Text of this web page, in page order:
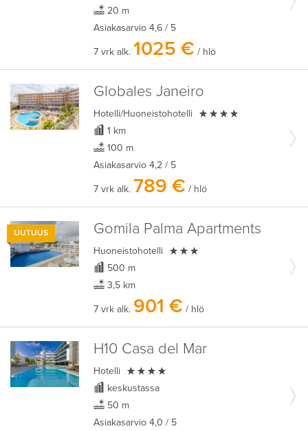
20 m
Asiakasarvio 4,6 / 5
7 vrk alk. 1025 € / hlö
Globales Janeiro
Hotelli/Huoneistohotelli 
1 km
100 m
Asiakasarvio 4,2 / 5
7 vrk alk. 789 € / hlö
UUTUUS Gomila Palma Apartments
Huoneistohotelli 
500 m
3,5 km
7 vrk alk. 901 € / hlö
H10 Casa del Mar
Hotelli 
keskustassa
50 m
Asiakasarvio 4,0 / 5